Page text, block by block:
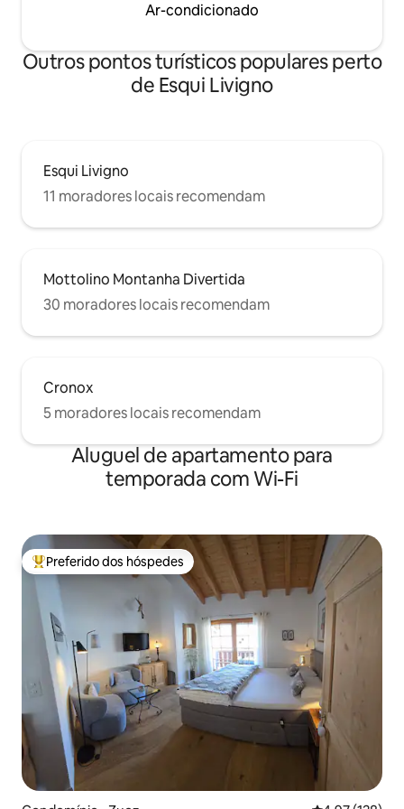
Ar-condicionado
Outros pontos turísticos populares perto
de Esqui Livigno
Esqui Livigno
11 moradores locais recomendam
Mottolino Montanha Divertida
30 moradores locais recomendam
Cronox
5 moradores locais recomendam
Aluguel de apartamento para
temporada com Wi-Fi
Entre os melhores preferidos dos hóspedes
Preferido dos hóspedes